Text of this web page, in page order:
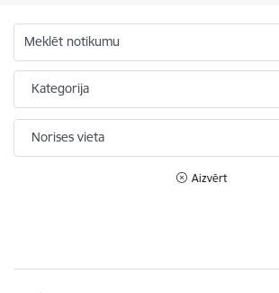
Meklēt notikumu
Kategorija
Norises vieta
Aizvērt